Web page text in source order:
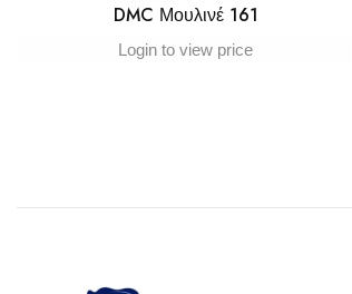
DMC Μουλινέ 161
Login to view price